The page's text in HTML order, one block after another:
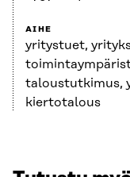
AIHE
yritystuet,
taloustutkimus,
kiertotalous